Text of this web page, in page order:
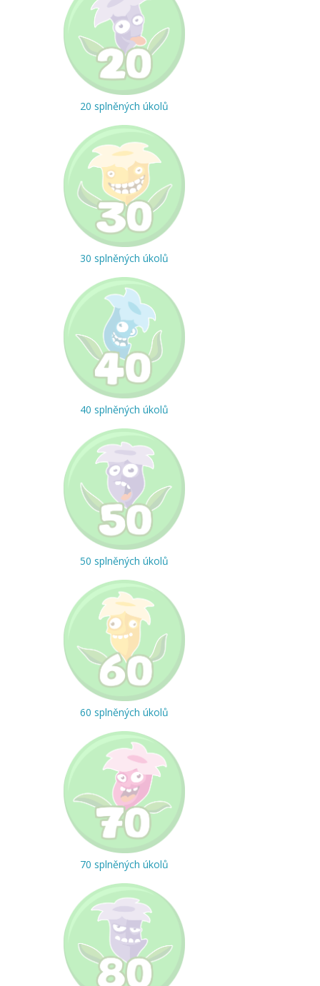
20 splněných úkolů
30 splněných úkolů
40 splněných úkolů
50 splněných úkolů
60 splněných úkolů
70 splněných úkolů